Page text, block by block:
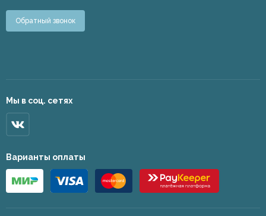
Обратный звонок
Мы в соц. сетях
Варианты оплаты